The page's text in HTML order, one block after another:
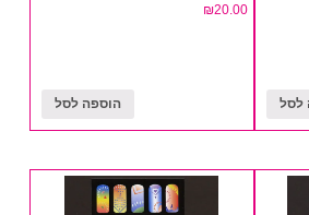
לסל
₪20.00
הוספה לסל